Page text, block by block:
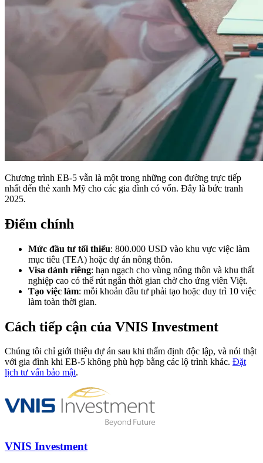
Chương trình EB-5 vẫn là một trong những con đường trực tiếp
nhất đến thẻ xanh Mỹ cho các gia đình có vốn. Đây là bức tranh
2025.
Điểm chính
Mức đầu tư tối thiểu: 800.000 USD vào khu vực việc làm
mục tiêu (TEA) hoặc dự án nông thôn.
Visa dành riêng: hạn ngạch cho vùng nông thôn và khu thất
nghiệp cao có thể rút ngắn thời gian chờ cho ứng viên Việt.
Tạo việc làm: mỗi khoản đầu tư phải tạo hoặc duy trì 10 việc
làm toàn thời gian.
Cách tiếp cận của VNIS Investment
Chúng tôi chỉ giới thiệu dự án sau khi thẩm định độc lập, và nói thật
với gia đình khi EB-5 không phù hợp bằng các lộ trình khác. Đặt
lịch tư vấn bảo mật.
VNIS Investment